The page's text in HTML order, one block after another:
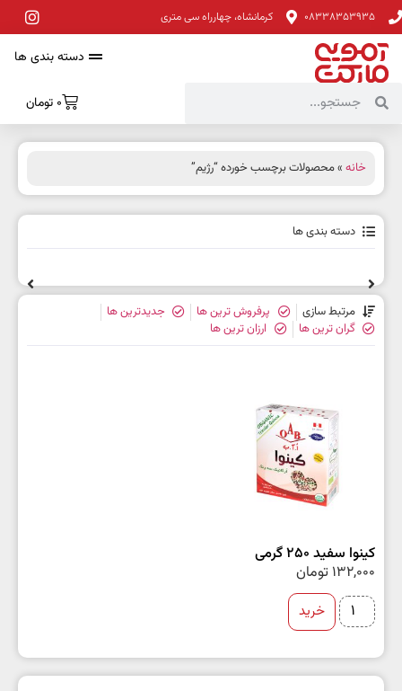
08338353935 کرمانشاه، چهارراه سی متری
دسته بندی ها
0 تومان
خانه » محصولات برچسب خورده “رژیم”
دسته بندی ها
مرتبط سازی پرفروش ترین ها
جدیدترین ها
گران ترین ها
ارزان ترین ها
کینوا سفید 250 گرمی
132,000 تومان
خرید